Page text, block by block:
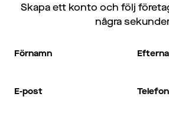
Skapa ett konto och följ
några
Förnamn
E-post Telefon